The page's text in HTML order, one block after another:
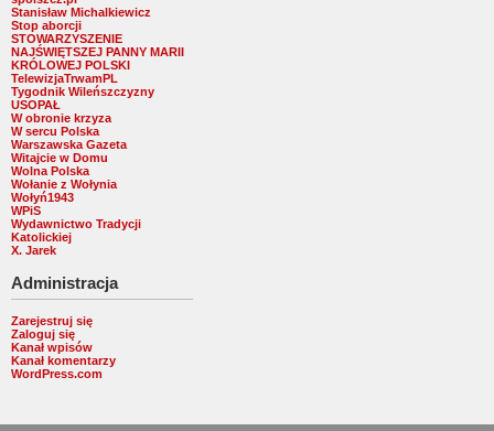
Stanisław Michalkiewicz
Stop aborcji
STOWARZYSZENIE
NAJŚWIĘTSZEJ PANNY MARII
KRÓLOWEJ POLSKI
TelewizjaTrwamPL
Tygodnik Wileńszczyzny
USOPAŁ
W obronie krzyza
W sercu Polska
Warszawska Gazeta
Witajcie w Domu
Wolna Polska
Wołanie z Wołynia
Wołyń1943
WPiS
Wydawnictwo Tradycji
Katolickiej
X. Jarek
Administracja
Zarejestruj się
Zaloguj się
Kanał wpisów
Kanał komentarzy
WordPress.com